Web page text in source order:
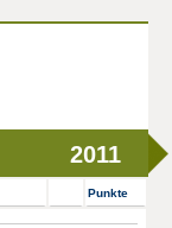
2011
Punkte